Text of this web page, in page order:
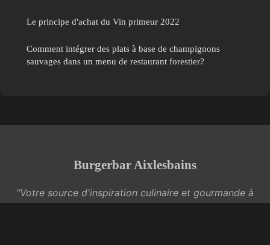
Le principe d'achat du Vin primeur 2022
Comment intégrer des plats à base de champignons
sauvages dans un menu de restaurant forestier?
Burgerbar Aixlesbains
“Votre source d'inspiration culinaire et gourmande à